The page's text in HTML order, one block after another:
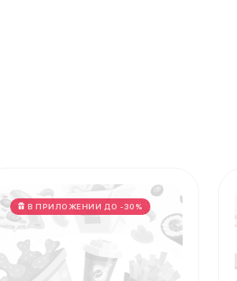
В ПРИЛОЖЕНИИ ДО -30%